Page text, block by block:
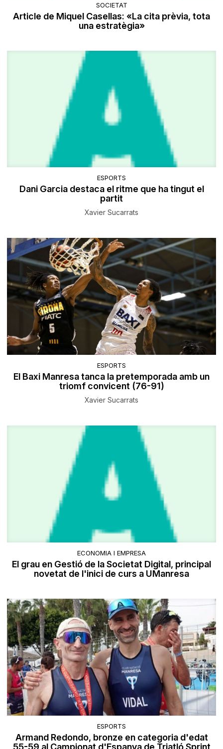
SOCIETAT
Article de Miquel Casellas: «La cita prèvia, tota
una estratègia»
ESPORTS
Dani Garcia destaca el ritme que ha tingut el
partit
Xavier Sucarrats
ESPORTS
El Baxi Manresa tanca la pretemporada amb un
triomf convicent (76-91)
Xavier Sucarrats
ECONOMIA I EMPRESA
El grau en Gestió de la Societat Digital, principal
novetat de l'inici de curs a UManresa
ESPORTS
Armand Redondo, bronze en categoria d'edat
55-59 al Campionat d'Espanya de Triatló Sprint